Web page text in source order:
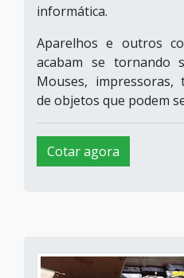
informática.
Aparelhos e outros
acabam se tornando
Mouses, impressoras,
de objetos que podem
Cotar agora